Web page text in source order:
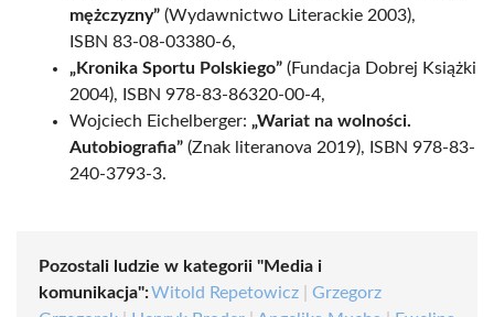
mężczyzny” (Wydawnictwo Literackie 2003),
ISBN 83-08-03380-6,
„Kronika Sportu Polskiego” (Fundacja Dobrej Książki
2004), ISBN 978-83-86320-00-4,
Wojciech Eichelberger: „Wariat na wolności.
Autobiografia” (Znak literanova 2019), ISBN 978-83-
240-3793-3.
Pozostali ludzie w kategorii "Media i
komunikacja":Witold Repetowicz
Grzegorz